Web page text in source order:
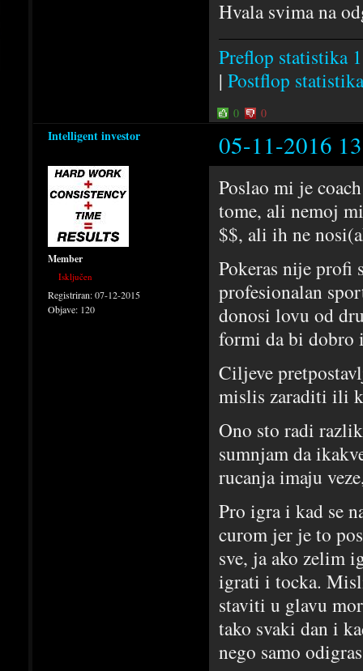
Hvala svima na
Preflop statistika
| Postflop
0 0
Intelligent investor 05-11-2016
Member
Isključen
Registriran:07-12-2015
Objave: 120
Poslao mi je
tome, ali nemoj
$$, ali ih ne
Pokeras nije profi
profesionalan
donosi lovu od
formi da bi dobro
Ciljeve
mislis zaraditi ili
Ono sto radi
sumnjam da
rucanja imaju
Pro igra i kad se
curom jer je to
sve, ja ako zelim
igrati i tocka.
staviti u glavu
tako svaki dan i
nego samo